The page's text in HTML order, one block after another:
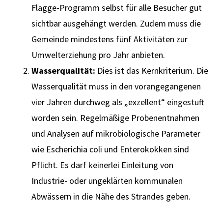
Flagge-Programm selbst für alle Besucher gut
sichtbar ausgehängt werden. Zudem muss die
Gemeinde mindestens fünf Aktivitäten zur
Umwelterziehung pro Jahr anbieten.
Wasserqualität: Dies ist das Kernkriterium. Die
Wasserqualität muss in den vorangegangenen
vier Jahren durchweg als „exzellent“ eingestuft
worden sein. Regelmäßige Probenentnahmen
und Analysen auf mikrobiologische Parameter
wie Escherichia coli und Enterokokken sind
Pflicht. Es darf keinerlei Einleitung von
Industrie- oder ungeklärten kommunalen
Abwässern in die Nähe des Strandes geben.